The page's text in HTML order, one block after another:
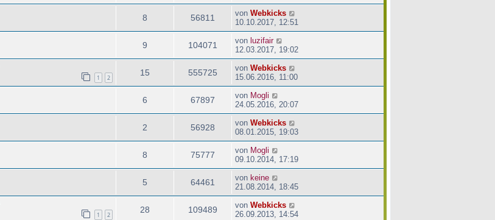
8 56811 von Webkicks
10.10.2017, 12:51
9 104071 von luzifair
12.03.2017, 19:02
1 2
15 555725 von Webkicks
15.06.2016, 11:00
6 67897 von Mogli
24.05.2016, 20:07
2 56928 von Webkicks
08.01.2015, 19:03
8 75777 von Mogli
09.10.2014, 17:19
5 64461 von keine
21.08.2014, 18:45
1 2
28 109489 von Webkicks
26.09.2013, 14:54